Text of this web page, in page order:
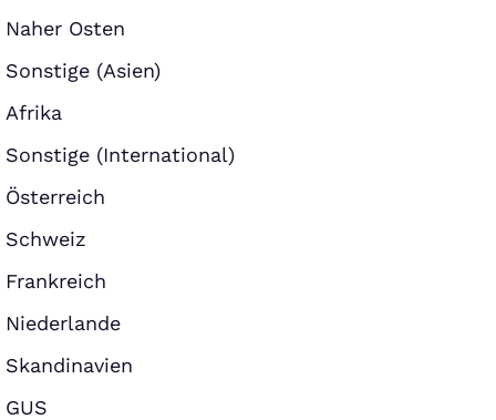
Naher Osten
Sonstige (Asien)
Afrika
Sonstige (International)
Österreich
Schweiz
Frankreich
Niederlande
Skandinavien
GUS